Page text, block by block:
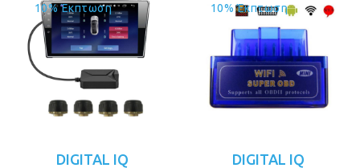
10% Έκπτωση
DIGITAL IQ
10% Έκπτωση
DIGITAL IQ